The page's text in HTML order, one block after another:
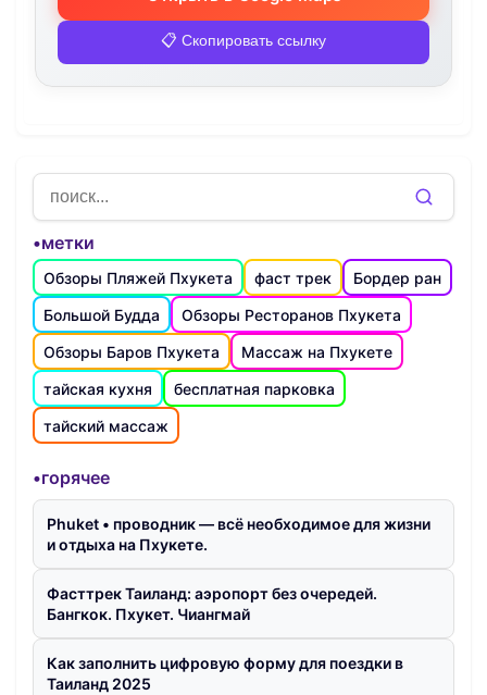
📋 Скопировать ссылку
•метки
Обзоры Пляжей Пхукета фаст трек
Бордер ран
Большой Будда
Обзоры Ресторанов Пхукета
Обзоры Баров Пхукета
Массаж на Пхукете
тайская кухня
бесплатная парковка
тайский массаж
•горячее
Phuket • проводник — всё необходимое для жизни
и отдыха на Пхукете.
Фасттрек Таиланд: аэропорт без очередей.
Бангкок. Пхукет. Чиангмай
Как заполнить цифровую форму для поездки в
Таиланд 2025